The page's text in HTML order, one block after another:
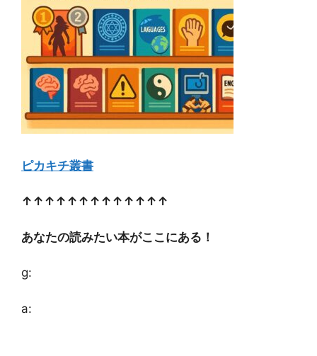
ピカキチ叢書
↑↑↑↑↑↑↑↑↑↑↑↑↑
あなたの読みたい本がここにある！
g:
a: